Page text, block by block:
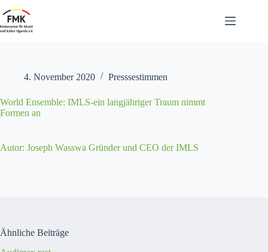
Inhalt
springen
4. November 2020 Presssestimmen
World Ensemble: IMLS-ein langjähriger Traum nimmt
Formen an
Autor: Joseph Wass­wa Grün­der und CEO der IMLS
Ähnliche Beiträge